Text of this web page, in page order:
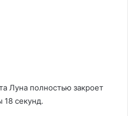
Луна полностью закроет
секунд.